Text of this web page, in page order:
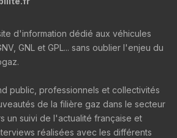
d'information dédié aux véhicules
GNL et GPL... sans oublier l'enjeu du
public, professionnels et collectivités
de la filière gaz dans le secteur
un suivi de l'actualité française et
réalisées avec les différents